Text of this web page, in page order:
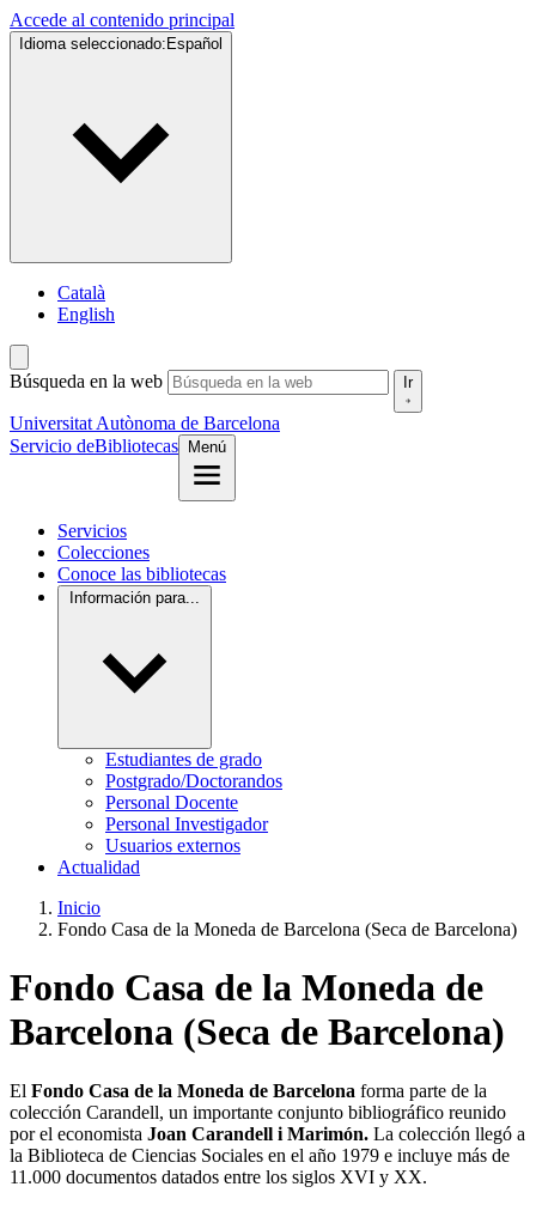
Accede al contenido principal
Idioma seleccionado: Español
Català
English
Búsqueda en la web Ir
Universitat Autònoma de Barcelona
Servicio deBibliotecas Menú
Servicios
Colecciones
Conoce las bibliotecas
Información para...
Estudiantes de grado
Postgrado/Doctorandos
Personal Docente
Personal Investigador
Usuarios externos
Actualidad
Inicio
Fondo Casa de la Moneda de Barcelona (Seca de Barcelona)
Fondo Casa de la Moneda de
Barcelona (Seca de Barcelona)
El Fondo Casa de la Moneda de Barcelona forma parte de la
colección Carandell, un importante conjunto bibliográfico reunido
por el economista Joan Carandell i Marimón. La colección llegó a
la Biblioteca de Ciencias Sociales en el año 1979 e incluye más de
11.000 documentos datados entre los siglos XVI y XX.